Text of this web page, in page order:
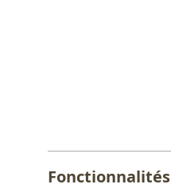
Fonctionnalités